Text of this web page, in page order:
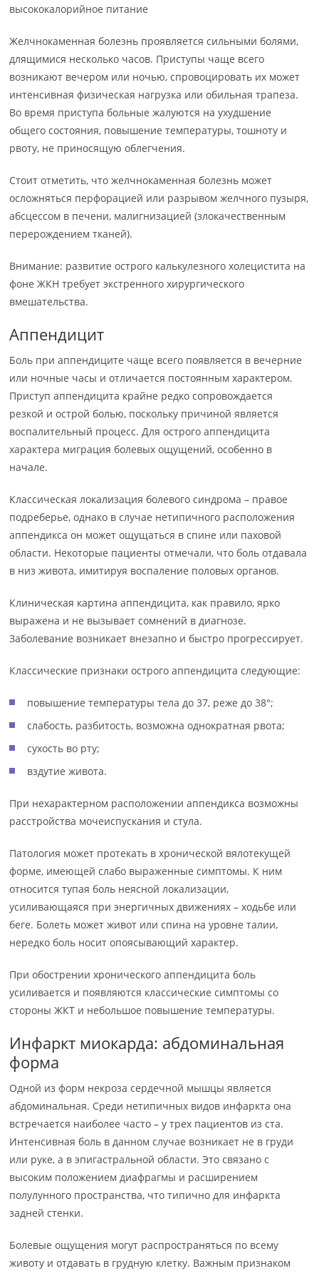
высококалорийное питание
Желчнокаменная болезнь проявляется сильными болями,
длящимися несколько часов. Приступы чаще всего
возникают вечером или ночью, спровоцировать их может
интенсивная физическая нагрузка или обильная трапеза.
Во время приступа больные жалуются на ухудшение
общего состояния, повышение температуры, тошноту и
рвоту, не приносящую облегчения.
Стоит отметить, что желчнокаменная болезнь может
осложняться перфорацией или разрывом желчного пузыря,
абсцессом в печени, малигнизацией (злокачественным
перерождением тканей).
Внимание: развитие острого калькулезного холецистита на
фоне ЖКН требует экстренного хирургического
вмешательства.
Аппендицит
Боль при аппендиците чаще всего появляется в вечерние
или ночные часы и отличается постоянным характером.
Приступ аппендицита крайне редко сопровождается
резкой и острой болью, поскольку причиной является
воспалительный процесс. Для острого аппендицита
характера миграция болевых ощущений, особенно в
начале.
Классическая локализация болевого синдрома – правое
подреберье, однако в случае нетипичного расположения
аппендикса он может ощущаться в спине или паховой
области. Некоторые пациенты отмечали, что боль отдавала
в низ живота, имитируя воспаление половых органов.
Клиническая картина аппендицита, как правило, ярко
выражена и не вызывает сомнений в диагнозе.
Заболевание возникает внезапно и быстро прогрессирует.
Классические признаки острого аппендицита следующие:
повышение температуры тела до 37, реже до 38°;
слабость, разбитость, возможна однократная рвота;
сухость во рту;
вздутие живота.
При нехарактерном расположении аппендикса возможны
расстройства мочеиспускания и стула.
Патология может протекать в хронической вялотекущей
форме, имеющей слабо выраженные симптомы. К ним
относится тупая боль неясной локализации,
усиливающаяся при энергичных движениях – ходьбе или
беге. Болеть может живот или спина на уровне талии,
нередко боль носит опоясывающий характер.
При обострении хронического аппендицита боль
усиливается и появляются классические симптомы со
стороны ЖКТ и небольшое повышение температуры.
Инфаркт миокарда: абдоминальная
форма
Одной из форм некроза сердечной мышцы является
абдоминальная. Среди нетипичных видов инфаркта она
встречается наиболее часто – у трех пациентов из ста.
Интенсивная боль в данном случае возникает не в груди
или руке, а в эпигастральной области. Это связано с
высоким положением диафрагмы и расширением
полулунного пространства, что типично для инфаркта
задней стенки.
Болевые ощущения могут распространяться по всему
животу и отдавать в грудную клетку. Важным признаком